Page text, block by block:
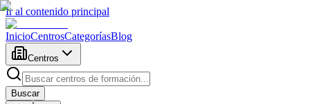
Ir al contenido principal
InicioCentrosCategoríasBlog
Centros
Buscar